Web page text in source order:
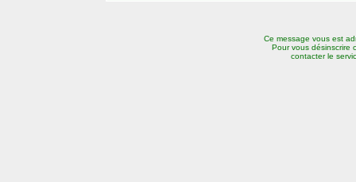
Ce message vous est
Pour vous désinscrire
contacter le